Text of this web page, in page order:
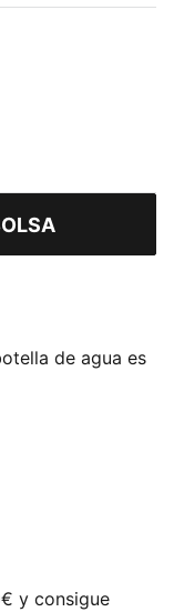
de agua es
vida activo.
una práctica
cuando lo
entrenamiento
hidratarte.
un botón
y consigue